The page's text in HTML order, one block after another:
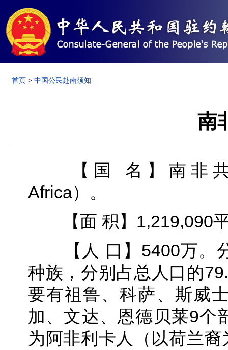
首页 > 中国公民赴南须知
南
【国 名】南非共
Africa）。
【面 积】1,219,090
【人 口】5400万。分
种族，分别占总人口的
要有祖鲁、科萨、斯威
加、文达、恩德贝莱9个
为阿非利卡人（以荷兰